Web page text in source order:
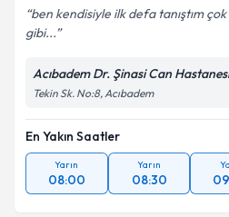
ben kendisiyle ilk defa tanıştım
gibi...
Acıbadem Dr. Şinasi Can
Tekin Sk. No:8, Acıbadem
En Yakın Saatler
Yarın
08:00
Yarın
08:30